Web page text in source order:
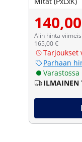
Alin hinta
165,00 €
Tarjoukset
Parhaan
Varastossa
ILMAINEN